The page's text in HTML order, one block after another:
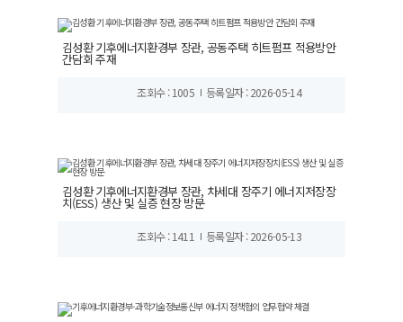
김성환 기후에너지환경부 장관, 공동주택 히트펌프 적용방안
간담회 주재
조회수 : 1005 등록일자 : 2026-05-14
김성환 기후에너지환경부 장관, 차세대 장주기 에너지저장장
치(ESS) 생산 및 실증 현장 방문
조회수 : 1411 등록일자 : 2026-05-13